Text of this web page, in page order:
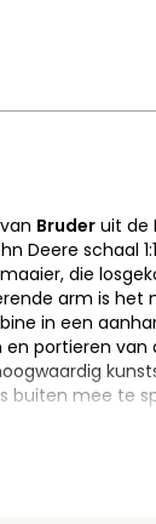
van Bruder uit de
Deere schaal
die
arm is het
in een
portieren
buiten mee te